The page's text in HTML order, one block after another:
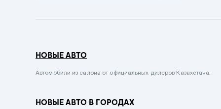
Сиреневый металлик
Вишневый
НОВЫЕ АВТО
Автомобили из салона от официальных дилеров Казахстана.
НОВЫЕ АВТО В ГОРОДАХ